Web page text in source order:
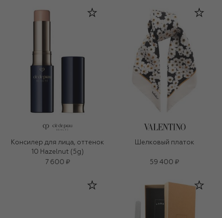
Консилер для лица, оттенок
10 Hazelnut (5g)
7 600 ₽
Шелковый платок
59 400 ₽